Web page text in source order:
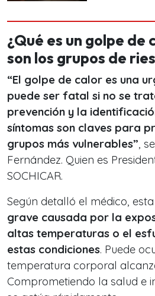
¿Qué es un golpe de
son los grupos de
“El golpe de calor es una
puede ser fatal si no se
prevención y la
síntomas son claves para
grupos más vulnerables”,
Fernández. Quien es
SOCHICAR.
Según detalló el médico, esta
grave causada por la
altas temperaturas o el
estas condiciones. Puede
temperatura corporal
Comprometiendo la salud e